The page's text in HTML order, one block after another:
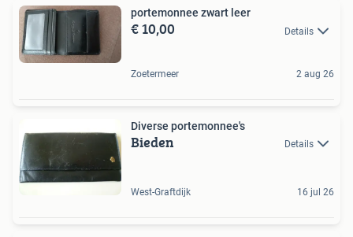
portemonnee zwart leer
€ 10,00 Details
Zoetermeer 2 aug 26
Diverse portemonnee's
Bieden Details
West-Graftdijk 16 jul 26